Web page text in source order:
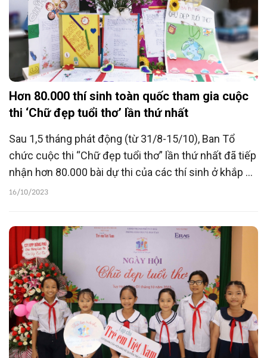
Hơn 80.000 thí sinh toàn quốc tham gia cuộc
thi ‘Chữ đẹp tuổi thơ’ lần thứ nhất
Sau 1,5 tháng phát động (từ 31/8-15/10), Ban Tổ
chức cuộc thi “Chữ đẹp tuổi thơ” lần thứ nhất đã tiếp
nhận hơn 80.000 bài dự thi của các thí sinh ở khắp 63
tỉnh thành trên cả nước.
16/10/2023